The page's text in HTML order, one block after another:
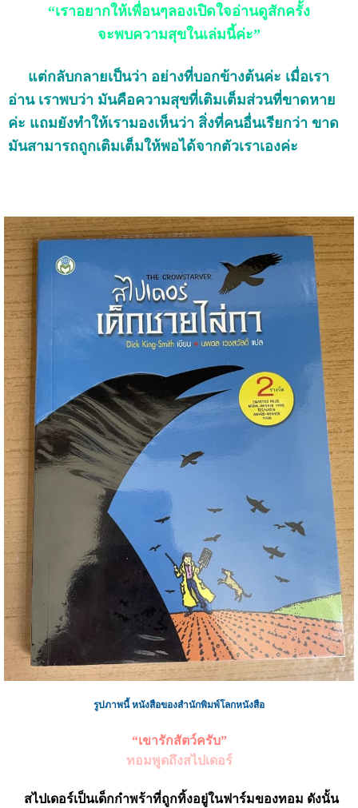
“เราอยากให้เพื่อนๆลองเปิดใจอ่านดูสักครั้ง
จะพบความสุขในเล่มนี้ค่ะ”
แต่กลับกลายเป็นว่า อย่างที่บอกข้างต้นค่ะ เมื่อเรา
อ่าน เราพบว่า มันคือความสุขที่เติมเต็มส่วนที่ขาดหาย
ค่ะ แถมยังทำให้เรามองเห็นว่า สิ่งที่คนอื่นเรียกว่า ขาด
มันสามารถถูกเติมเต็มให้พอได้จากตัวเราเองค่ะ
รูปภาพนี้ หนังสือของสำนักพิมพ์โลกหนังสือ
“เขารักสัตว์ครับ”
ทอมพูดถึงสไปเดอร์
สไปเดอร์เป็นเด็กกำพร้าที่ถูกทิ้งอยู่ในฟาร์มของทอม ดังนั้น